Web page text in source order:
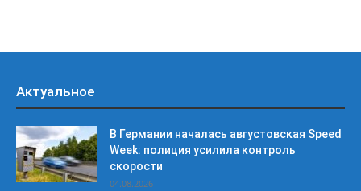
Актуальное
В Германии началась августовская Speed
Week: полиция усилила контроль
скорости
04.08.2026